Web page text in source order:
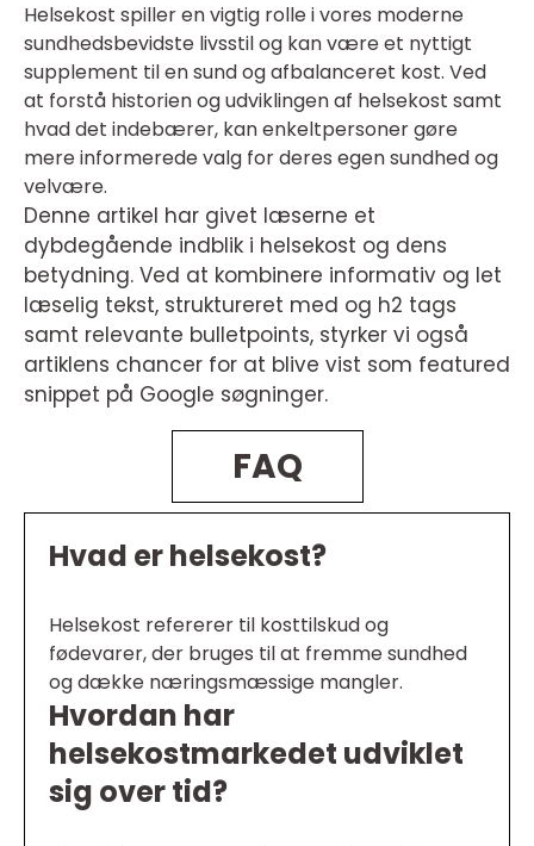
Helsekost spiller en vigtig rolle i vores moderne
sundhedsbevidste livsstil og kan være et nyttigt
supplement til en sund og afbalanceret kost. Ved
at forstå historien og udviklingen af helsekost samt
hvad det indebærer, kan enkeltpersoner gøre
mere informerede valg for deres egen sundhed og
velvære.
Denne artikel har givet læserne et
dybdegående indblik i helsekost og dens
betydning. Ved at kombinere informativ og let
læselig tekst, struktureret med og h2 tags
samt relevante bulletpoints, styrker vi også
artiklens chancer for at blive vist som featured
snippet på Google søgninger.
FAQ
Hvad er helsekost?
Helsekost refererer til kosttilskud og
fødevarer, der bruges til at fremme sundhed
og dække næringsmæssige mangler.
Hvordan har
helsekostmarkedet udviklet
sig over tid?